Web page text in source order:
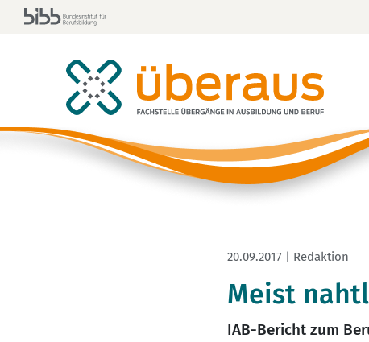
20.09.2017 | Redaktion
Meist
IAB-Bericht zum